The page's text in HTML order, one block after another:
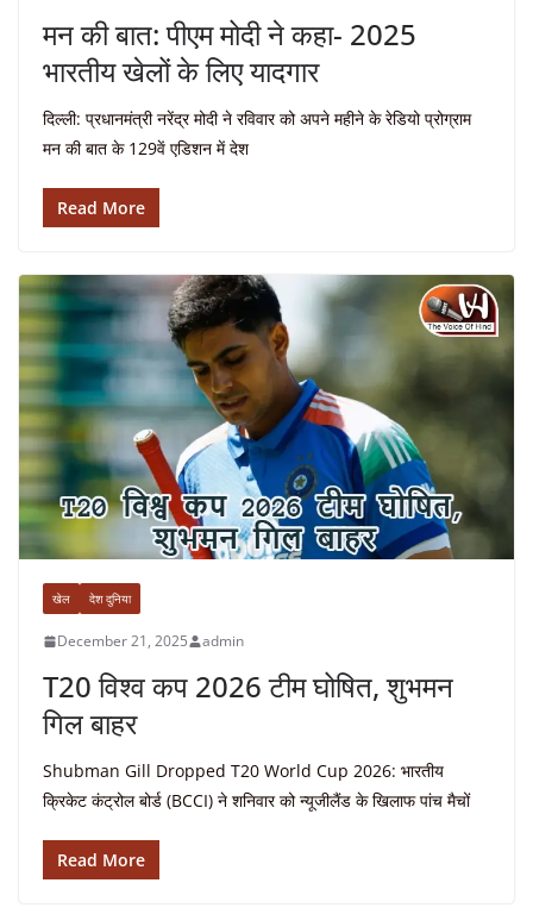
मन की बात: पीएम मोदी ने कहा- 2025
भारतीय खेलों के लिए यादगार
दिल्ली: प्रधानमंत्री नरेंद्र मोदी ने रविवार को अपने महीने के रेडियो प्रोग्राम
मन की बात के 129वें एडिशन में देश
Read More
खेल देश दुनिया
December 21, 2025 admin
T20 विश्व कप 2026 टीम घोषित, शुभमन
गिल बाहर
Shubman Gill Dropped T20 World Cup 2026: भारतीय
क्रिकेट कंट्रोल बोर्ड (BCCI) ने शनिवार को न्यूजीलैंड के खिलाफ पांच मैचों
Read More